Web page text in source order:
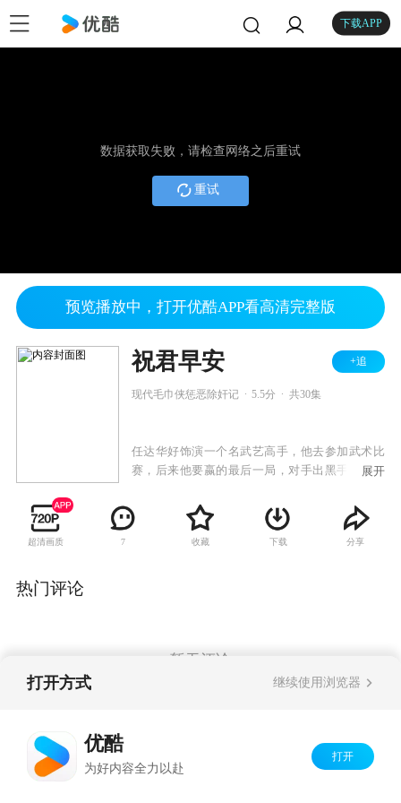
下载APP
数据获取失败，请检查网络之后重试
重试
预览播放中，打开优酷APP看高清完整版
祝君早安 +追
现代毛巾侠惩恶除奸记 5.5分 共30集
任达华好饰演一个名武艺高手，他去参加武术比
赛，后来他要嬴的最后一局，对手出黑手在厕所
展开
超清画质 7 收藏 下载 分享
热门评论
暂无评论
打开方式 继续使用浏览器
优酷
为好内容全力以赴
打开